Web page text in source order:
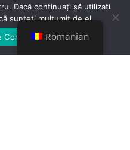
Romanian
Dacă continuați să utilizați
sunteți mulțumit de el.
Confidențialiate